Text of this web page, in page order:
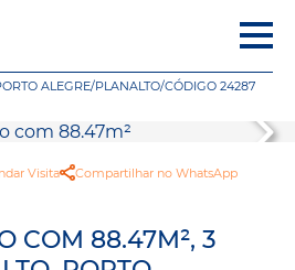
ALEGRE/PLANALTO/CÓDIGO 24287
Visita Compartilhar no WhatsApp
COM 88.47M², 3